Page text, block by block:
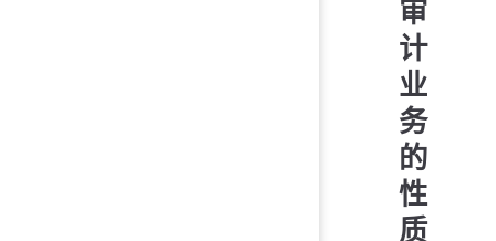
审
计
业
务
的
性
质